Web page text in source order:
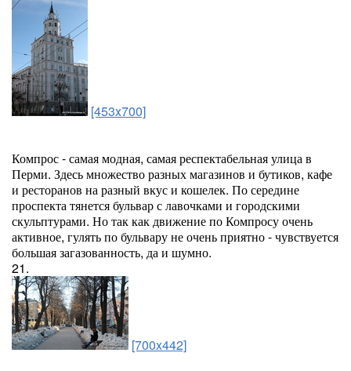
[453x700]
Компрос - самая модная, самая респектабельная улица в
Перми. Здесь множество разных магазинов и бутиков, кафе
и ресторанов на разный вкус и кошелек. По середине
проспекта тянется бульвар с лавочками и городскими
скульптурами. Но так как движение по Компросу очень
активное, гулять по бульвару не очень приятно - чувствуется
большая загазованность, да и шумно.
21.
[700x442]